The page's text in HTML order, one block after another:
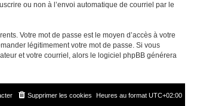
ou non à l’envoi automatique de courriel par le
Votre mot de passe est le moyen d’accès à votre
légitimement votre mot de passe. Si vous
et votre courriel, alors le logiciel phpBB générera
Heures au format UTC+02:00
Supprimer les cookies